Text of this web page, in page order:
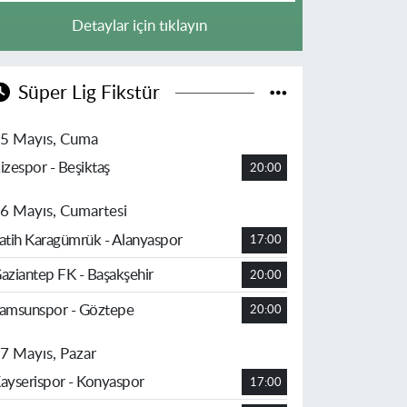
Detaylar için tıklayın
Süper Lig Fikstür
Mayıs, Cuma
- Beşiktaş
20:00
Mayıs, Cumartesi
Karagümrük - Alanyaspor
17:00
FK - Başakşehir 20:00
- Göztepe 20:00
Mayıs, Pazar
- Konyaspor
17:00